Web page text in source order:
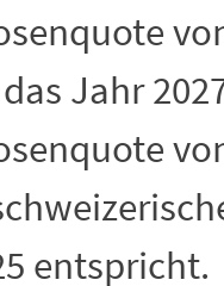
Jahr
entspricht.